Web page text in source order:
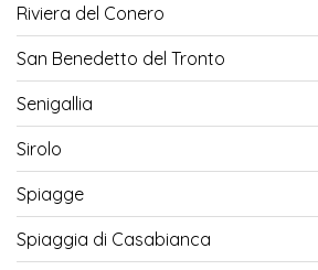
Riviera del Conero
San Benedetto del Tronto
Senigallia
Sirolo
Spiagge
Spiaggia di Casabianca